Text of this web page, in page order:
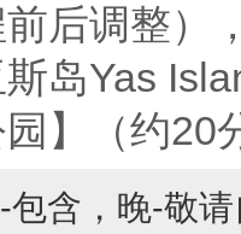
后调整）
岛Yas
园】（约
包含，晚-敬